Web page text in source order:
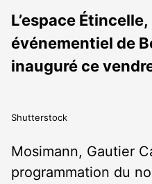
L’espace
événementiel de
inauguré ce
Shutterstock
Mosimann, Gautier
programmation du